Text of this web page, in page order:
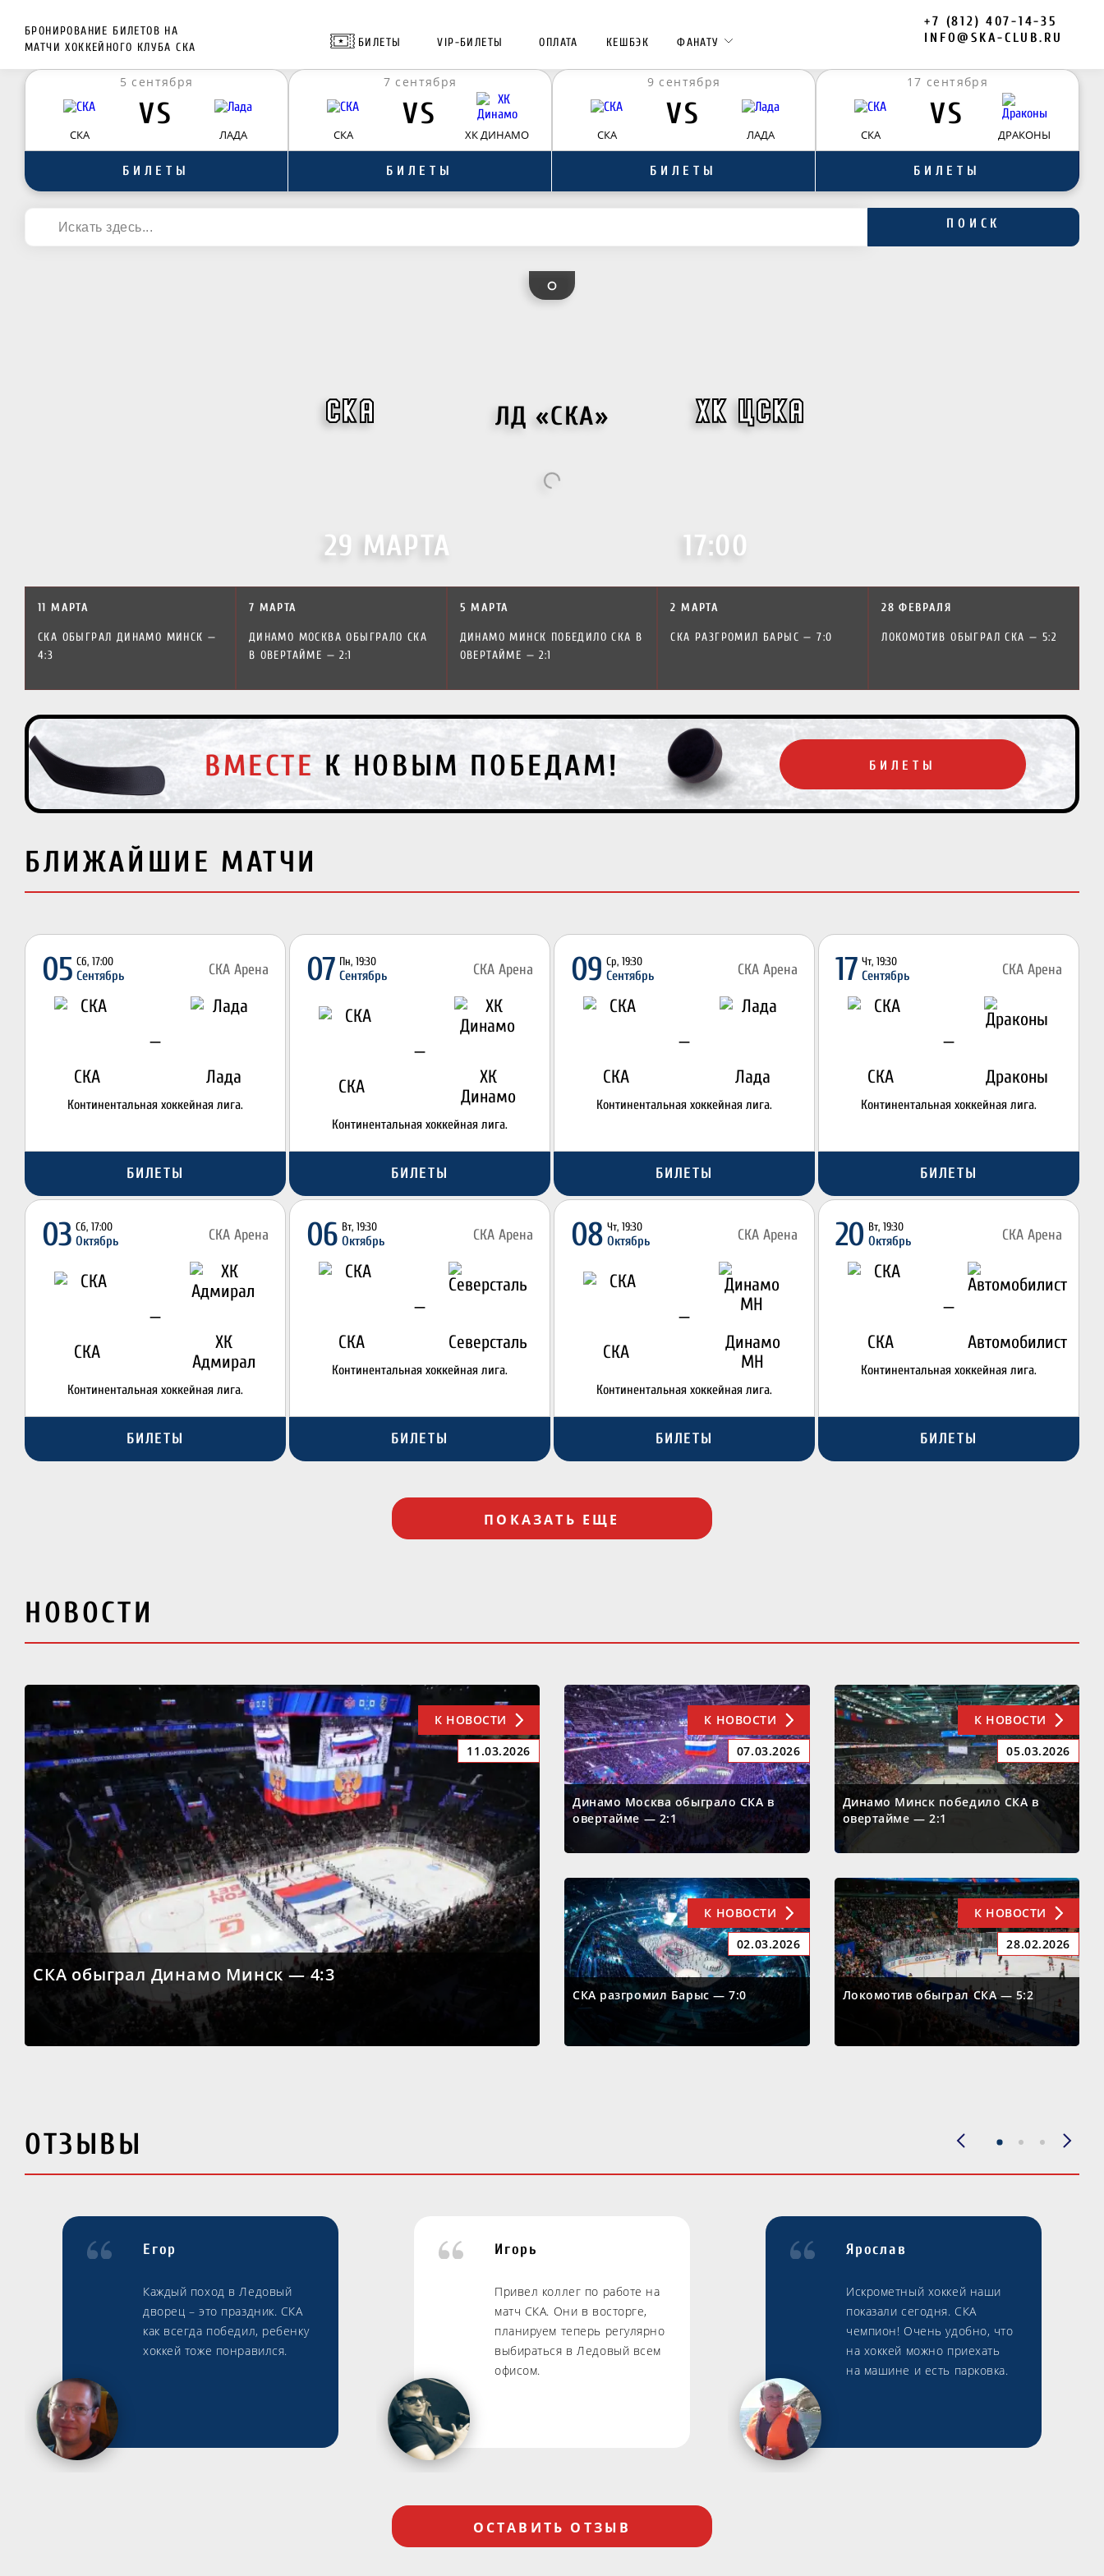
БРОНИРОВАНИЕ БИЛЕТОВ НА
МАТЧИ ХОККЕЙНОГО КЛУБА СКА
БИЛЕТЫ VIP-БИЛЕТЫ ОПЛАТА КЕШБЭК ФАНАТУ
+7 (812) 407-14-35
INFO@SKA-CLUB.RU
5 сентября
СКА
VS
ЛАДА
БИЛЕТЫ
7 сентября
СКА
VS
ХК ДИНАМО
БИЛЕТЫ
9 сентября
СКА
VS
ЛАДА
БИЛЕТЫ
17 сентября
СКА
VS
ДРАКОНЫ
БИЛЕТЫ
ПОИСК
СКА ЛД «СКА» ХК ЦСКА
29 МАРТА 17:00
11 МАРТА
СКА ОБЫГРАЛ ДИНАМО МИНСК —
4:3
7 МАРТА
ДИНАМО МОСКВА ОБЫГРАЛО СКА
В ОВЕРТАЙМЕ — 2:1
5 МАРТА
ДИНАМО МИНСК ПОБЕДИЛО СКА В
ОВЕРТАЙМЕ — 2:1
2 МАРТА
СКА РАЗГРОМИЛ БАРЫС — 7:0
28 ФЕВРАЛЯ
ЛОКОМОТИВ ОБЫГРАЛ СКА — 5:2
РОССИЯ
VS
ВМЕСТЕ К НОВЫМ ПОБЕДАМ! БИЛЕТЫ
БЛИЖАЙШИЕ МАТЧИ
05 Сб, 17:00
Сентябрь СКА Арена
СКА
—
Лада
Континентальная хоккейная лига.
БИЛЕТЫ
07 Пн, 19:30
Сентябрь СКА Арена
СКА
—
ХК
Динамо
Континентальная хоккейная лига.
БИЛЕТЫ
09 Ср, 19:30
Сентябрь СКА Арена
СКА
—
Лада
Континентальная хоккейная лига.
БИЛЕТЫ
17 Чт, 19:30
Сентябрь СКА Арена
СКА
—
Драконы
Континентальная хоккейная лига.
БИЛЕТЫ
03 Сб, 17:00
Октябрь СКА Арена
СКА
—
ХК
Адмирал
Континентальная хоккейная лига.
БИЛЕТЫ
06 Вт, 19:30
Октябрь СКА Арена
СКА
—
Северсталь
Континентальная хоккейная лига.
БИЛЕТЫ
08 Чт, 19:30
Октябрь СКА Арена
СКА
—
Динамо
МН
Континентальная хоккейная лига.
БИЛЕТЫ
20 Вт, 19:30
Октябрь СКА Арена
СКА
—
Автомобилист
Континентальная хоккейная лига.
БИЛЕТЫ
ПОКАЗАТЬ ЕЩЕ
НОВОСТИ
К НОВОСТИ
11.03.2026
СКА обыграл Динамо Минск — 4:3
К НОВОСТИ
07.03.2026
Динамо Москва обыграло СКА в
овертайме — 2:1
К НОВОСТИ
05.03.2026
Динамо Минск победило СКА в
овертайме — 2:1
К НОВОСТИ
02.03.2026
СКА разгромил Барыс — 7:0
К НОВОСТИ
28.02.2026
Локомотив обыграл СКА — 5:2
ОТЗЫВЫ
Егор
Каждый поход в Ледовый
дворец – это праздник. СКА
как всегда победил, ребенку
хоккей тоже понравился.
Игорь
Привел коллег по работе на
матч СКА. Они в восторге,
планируем теперь регулярно
выбираться в Ледовый всем
офисом.
Ярослав
Искрометный хоккей наши
показали сегодня. СКА
чемпион! Очень удобно, что
на хоккей можно приехать
на машине и есть парковка.
ОСТАВИТЬ ОТЗЫВ